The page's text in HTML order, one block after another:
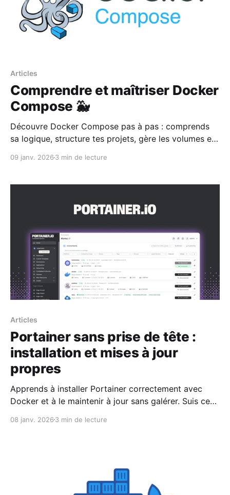
Articles
Comprendre et maîtriser Docker
Compose 🐳
Découvre Docker Compose pas à pas : comprends
sa logique, structure tes projets, gère les volumes et
guide te prépare à déployer tes applications
09 janv. 2026 3 min de lecture
Articles
Portainer sans prise de tête :
installation et mises à jour
propres
Apprends à installer Portainer correctement avec
Docker et à le maintenir à jour sans galérer. Suis ce
sécurisée et fiable, et finis les mauvaises surprises
08 janv. 2026 3 min de lecture